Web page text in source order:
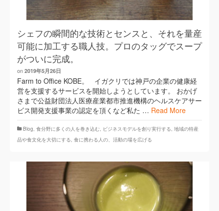
シェフの瞬間的な技術とセンスと、それを量産
可能に加工する職人技。プロのタッグでスープ
がついに完成。
on 2019年5月26日
Farm to Office KOBE。 イガクリでは神戸の企業の健康経
営を支援するサービスを開始しようとしています。 おかげ
さまで公益財団法人医療産業都市推進機構のヘルスケアサー
ビス開発支援事業の認定を頂くなど私た … Read More
Blog, ​食分野に多くの人を巻き込む, ビジネスモデルを創り実行する, 地域の特産
品や食文化を大切にする, 食に携わる人の、活動の場を広げる